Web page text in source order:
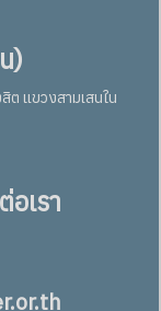
)
ต แขวงสามเสนใน
อเรา